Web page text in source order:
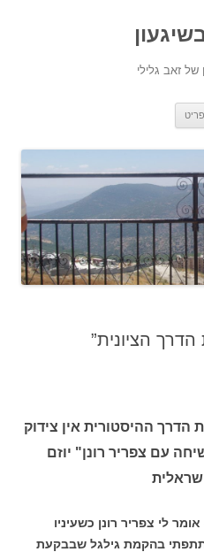
של זאב גלילי
הציונית”
הדרך ההיסטורית אין צידוק
עם צפריר רונן" יוזם
לי צפריר רונן כשעיניו
בהקמת גילגל שבבקעת